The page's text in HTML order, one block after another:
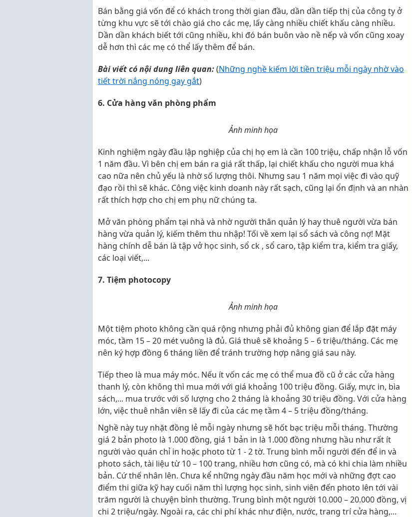
Bán bằng giá vốn để có khách trong thời gian đầu, dần dần tiếp thị của công ty ở
từng khu vực sẽ tới chào giá cho các mẹ, lấy càng nhiều chiết khấu càng nhiều.
Dần dần khách biết tới cũng nhiều, khi đó bán buôn vào nề nếp và vốn cũng xoay
dễ hơn thì các mẹ có thể lấy thêm để bán.
Bài viết có nội dung liên quan:(Những nghề kiếm lời tiền triệu mỗi ngày nhờ vào
tiết trời nắng nóng gay gắt)
6. Cửa hàng văn phòng phẩm
Ảnh minh họa
Kinh nghiệm ngày đầu lập nghiệp của chị họ em là cần 100 triệu, chấp nhận lỗ vốn
1 năm đầu. Vì bên chị em bán ra giá rất thấp, lại chiết khấu cho người mua khá
cao nữa nên chủ yếu là nhờ số lượng thôi. Nhưng sau 1 năm mọi việc đi vào quỹ
đạo rồi thì sẽ khác. Công việc kinh doanh này rất sạch, cũng lại ổn định và an nhàn
rất thích hợp cho chị em phụ nữ chúng ta.
Mở văn phòng phẩm tại nhà và nhờ người thân quản lý hay thuê người vừa bán
hàng vừa quản lý, kiếm thêm thu nhập! Tối về xem lại sổ sách và công nợ! Mặt
hàng chính dễ bán là tập vở học sinh, sổ ck , sổ caro, tập kiểm tra, kiểm tra giấy,
các loại viết,...
7. Tiệm photocopy
Ảnh minh họa
Một tiệm photo không cần quá rộng nhưng phải đủ không gian để lắp đặt máy
móc, tầm 15 – 20 mét vuông là đủ. Giá thuê sẽ khoảng 5 – 6 triệu/tháng. Các mẹ
nên ký hợp đồng 6 tháng liền để tránh trường hợp nâng giá sau này.
Tiếp theo là mua máy móc. Nếu ít vốn các mẹ có thể mua đồ cũ ở các cửa hàng
thanh lý, còn không thì mua mới với giá khoảng 100 triệu đồng. Giấy, mực in, bìa
sách,... mua trước với số lượng cho 2 tháng là khoảng 30 triệu đồng. Với cửa hàng
lớn, việc thuê nhân viên sẽ lấy đi của các mẹ tầm 4 – 5 triệu đồng/tháng.
Nghề này tuy nhặt đồng lẻ mỗi ngày nhưng sẽ hốt bạc triệu mỗi tháng. Thường
giá 2 bản photo là 1.000 đồng, giá 1 bản in là 1.000 đồng nhưng hầu như rất ít
người vào quán chỉ in hoặc photo từ 1 - 2 tờ. Trung bình mỗi người đến để in và
photo sách, tài liệu từ 10 – 100 trang, nhiều hơn cũng có, mà có khi chia làm nhiều
bản. Cứ thế nhân lên. Chưa kể những ngày đầu năm học mới và những đợt cao
điểm thi giữa kỹ hay cuối năm thì lượng học sinh, sinh viên đến photo lên tới vài
trăm người là chuyện bình thường. Trung bình một người 10.000 – 20.000 đồng, vị
chi 2 triệu/ngày. Ngoài ra, các chi phí khác như điện, nước, trang trí cửa hàng,...